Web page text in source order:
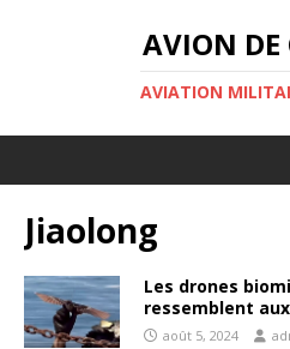
AVION DE
AVIATION
Jiaolong
Les drones
ressemblent
août 5, 2024